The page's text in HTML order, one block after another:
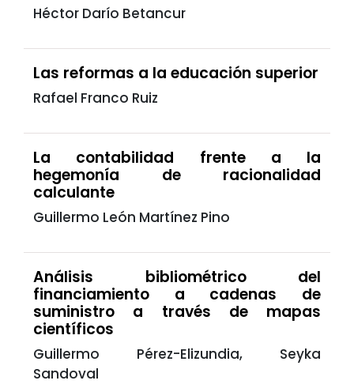
Héctor Darío Betancur
Las reformas a la educación superior
Rafael Franco Ruiz
La contabilidad frente a la
hegemonía de racionalidad
calculante
Guillermo León Martínez Pino
Análisis bibliométrico del
financiamiento a cadenas de
suministro a través de mapas
científicos
Guillermo Pérez-Elizundia, Seyka
Sandoval